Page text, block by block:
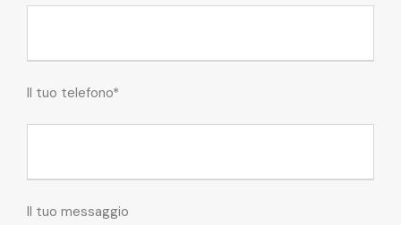
Il tuo telefono*
Il tuo messaggio